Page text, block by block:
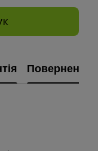
Повернення